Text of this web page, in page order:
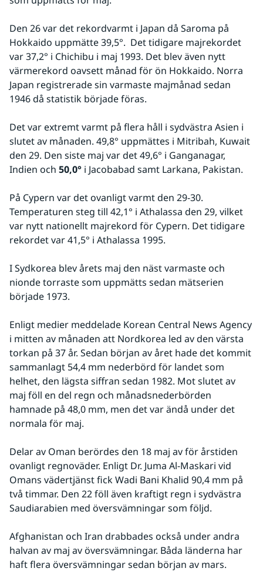
Den 26 var det rekordvarmt i Japan då Saroma på
Hokkaido uppmätte 39,5°.  Det tidigare majrekordet
var 37,2° i Chichibu i maj 1993. Det blev även nytt
värmerekord oavsett månad för ön Hokkaido. Norra
Japan registrerade sin varmaste majmånad sedan
1946 då statistik började föras.
Det var extremt varmt på flera håll i sydvästra Asien i
slutet av månaden. 49,8° uppmättes i Mitribah, Kuwait
den 29. Den siste maj var det 49,6° i Ganganagar,
Indien och 50,0° i Jacobabad samt Larkana, Pakistan.
På Cypern var det ovanligt varmt den 29-30.
Temperaturen steg till 42,1° i Athalassa den 29, vilket
var nytt nationellt majrekord för Cypern. Det tidigare
rekordet var 41,5° i Athalassa 1995.
I Sydkorea blev årets maj den näst varmaste och
nionde torraste som uppmätts sedan mätserien
började 1973.
Enligt medier meddelade Korean Central News Agency
i mitten av månaden att Nordkorea led av den värsta
torkan på 37 år. Sedan början av året hade det kommit
sammanlagt 54,4 mm nederbörd för landet som
helhet, den lägsta siffran sedan 1982. Mot slutet av
maj föll en del regn och månadsnederbörden
hamnade på 48,0 mm, men det var ändå under det
normala för maj.
Delar av Oman berördes den 18 maj av för årstiden
ovanligt regnoväder. Enligt Dr. Juma Al-Maskari vid
Omans vädertjänst fick Wadi Bani Khalid 90,4 mm på
två timmar. Den 22 föll även kraftigt regn i sydvästra
Saudiarabien med översvämningar som följd.
Afghanistan och Iran drabbades också under andra
halvan av maj av översvämningar. Båda länderna har
haft flera översvämningar sedan början av mars.